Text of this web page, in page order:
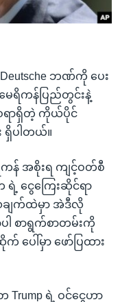
ဘဏ်ကို ပေး
ေရိကန်ပြည်တွင်းနဲ့
ရာရှိတဲ့ ကိုယ်ပိုင်
ရှိပါတယ်။
ကန် အစိုးရ ကျင့်ဝတ်စီ
ငွေကြေးဆိုင်ရာ
ချက်ထဲမှာ အဲဒီလို
ပါ စာရွက်စာတမ်းကို
ေါ်မှာ ဖော်ပြထား
Trump ရဲ့ ဝင်ငွေဟာ